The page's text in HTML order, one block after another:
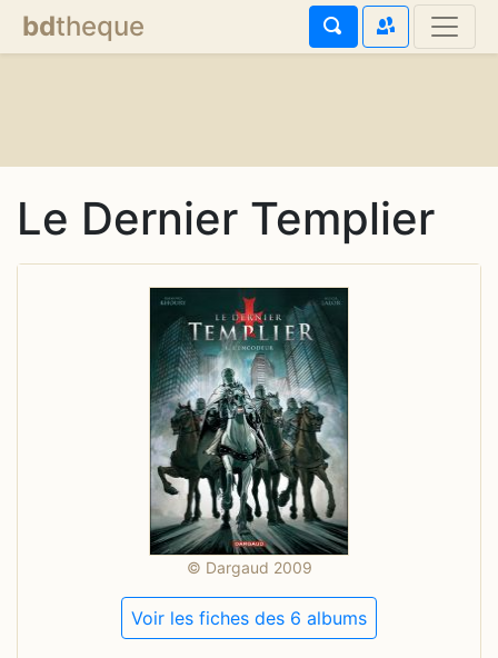
bdtheque
Le Dernier Templier
© Dargaud 2009
Voir les fiches des 6 albums